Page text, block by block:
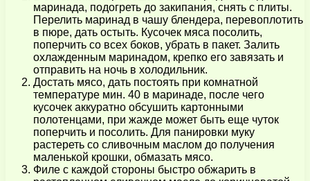
маринада, подогреть до закипания, снять с плиты.
Перелить маринад в чашу блендера, перевоплотить
в пюре, дать остыть. Кусочек мяса посолить,
поперчить со всех боков, убрать в пакет. Залить
охлажденным маринадом, крепко его завязать и
отправить на ночь в холодильник.
Достать мясо, дать постоять при комнатной
температуре мин. 40 в маринаде, после чего
кусочек аккуратно обсушить картонными
полотенцами, при жажде может быть еще чуток
поперчить и посолить. Для панировки муку
растереть со сливочным маслом до получения
маленькой крошки, обмазать мясо.
Филе с каждой стороны быстро обжарить в